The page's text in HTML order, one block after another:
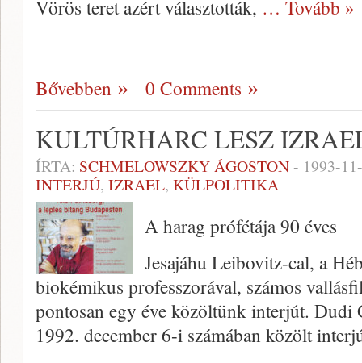
Vörös teret azért választották, … Tovább »
Bővebben 0 Comments
KULTÚRHARC LESZ
ÍRTA: SCHMELOWSZKY ÁGOSTON- 1993-
INTERJÚ, IZRAEL, KÜLPOLITIKA
A harag prófétája 90 éves
Jesajáhu Leibovitz-cal, a
biokémikus professzorával, számos
pontosan egy éve közöltünk interjút. Dudi
1992. december 6-i számában közölt